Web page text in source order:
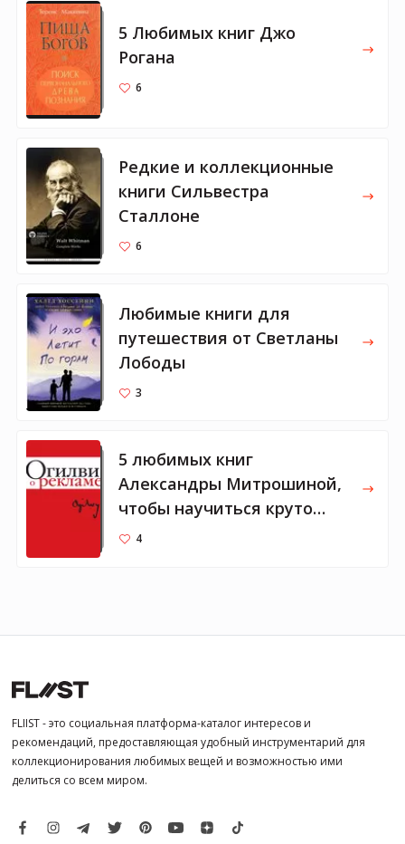
5 Любимых книг Джо
Рогана
6
Редкие и коллекционные
книги Сильвестра
Сталлоне
6
Любимые книги для
путешествия от Светланы
Лободы
3
5 любимых книг
Александры Митрошиной,
чтобы научиться круто
писать
4
FLIIST - это социальная платформа-каталог интересов и
рекомендаций, предоставляющая удобный инструментарий для
коллекционирования любимых вещей и возможностью ими
делиться со всем миром.